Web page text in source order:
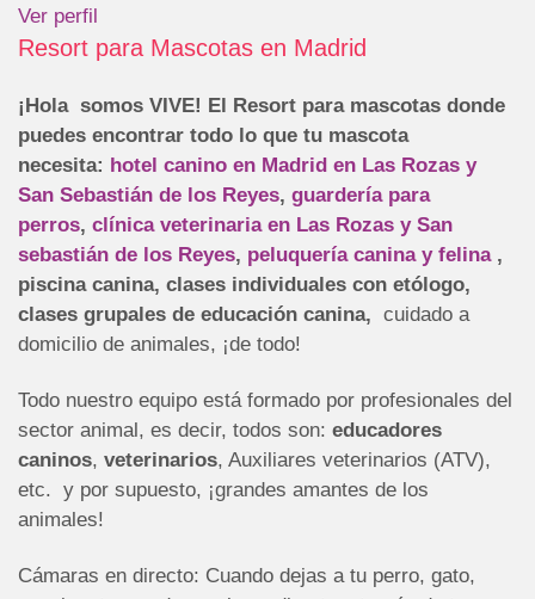
Ver perfil
Resort para Mascotas en Madrid
¡Hola somos VIVE! El Resort para mascotas donde
puedes encontrar todo lo que tu mascota
necesita: hotel canino en Madrid en Las Rozas y
San Sebastián de los Reyes, guardería para
perros, clínica veterinaria en Las Rozas y San
sebastián de los Reyes, peluquería canina y felina,
piscina canina, clases individuales con etólogo,
clases grupales de educación canina, cuidado a
domicilio de animales, ¡de todo!
Todo nuestro equipo está formado por profesionales del
sector animal, es decir, todos son: educadores
caninos, veterinarios, Auxiliares veterinarios (ATV),
etc. y por supuesto, ¡grandes amantes de los
animales!
Cámaras en directo: Cuando dejas a tu perro, gato,